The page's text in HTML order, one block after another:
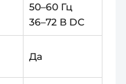
50–60 Гц
36–72 В DC
Да